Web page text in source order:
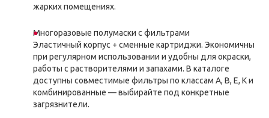
жарких помещениях.
Многоразовые полумаски с фильтрами
Эластичный корпус + сменные картриджи. Экономичны
при регулярном использовании и удобны для окраски,
работы с растворителями и запахами. В каталоге
доступны совместимые фильтры по классам A, B, E, K и
комбинированные — выбирайте под конкретные
загрязнители.